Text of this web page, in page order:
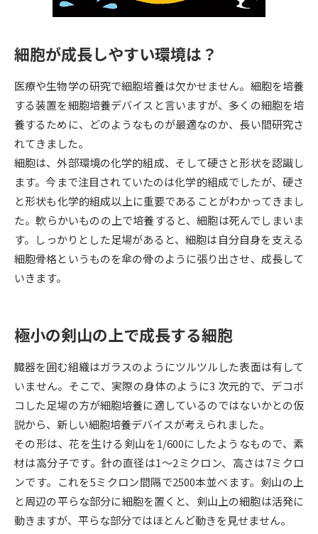
大学入学共通テスト「受験上の
配慮案内」の請求
高等学校卒業程度認定試験
幼稚園教員資格認定試験 小学校教員資格認定試験
高等学校（情報）教員資格認定
試験
大学で学べる内容や特徴を調べる
新増設大学・学部・学科特集
国際・グローバルに強い大学特
データサイエンス特集
（高3生用）
（高2生用）
SELFBRAND特集ページ
オープンキャンパスなどを調べる
オープンキャンパス検索 実施プログラムから探す
来場型・Web型イベント特集 夢ナビライブ
細胞が成長しやすい環境は？
医療や生物学の研究で細胞培養は欠かせません。細胞を培養
する装置を細胞培養デバイスと言いますが、多くの細胞を培
養するために、どのようなものが最適なのか、長い間研究さ
れてきました。
細胞は、外部環境の化学的組成、そして硬さと形状を認識し
ます。今まで注目されていたのは化学的組成でしたが、硬さ
と形状も化学的組成以上に重要であることがわかってきまし
た。軟らかいものの上で培養すると、細胞は死んでしまいま
す。しっかりとした足場があると、細胞は自分自身を支える
細胞骨格というものを傘の骨のように張り出させ、成長して
いきます。
極小の剣山の上で成長する細胞
臓器を囲む組織はガラスのようにツルツルした表面は有して
いません。そこで、実際の身体のように3 次元的で、デコボ
コした足場の方が細胞培養に適しているのではないかとの仮
説から、新しい細胞培養デバイスが考えられました。
その形は、花を生ける剣山を1/600にしたようなもので、素
材は高分子です。針の直径は1～2ミクロン、高さは7ミクロ
ンです。これを5ミクロン間隔で2500本並べます。剣山の上
と周辺の平らな部分に細胞を置くと、剣山上の細胞は活発に
動きますが、平らな部分ではほとんど動きを見せません。